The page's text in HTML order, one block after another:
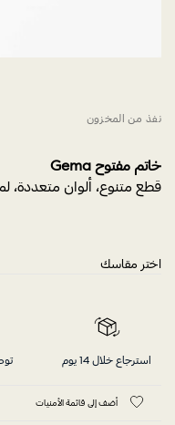
نفذ من المخزون
خاتم مفتوح Gema
قطع متنوع، ألوان متعددة، لمسة
اختر مقاسك
استرجاع خلال 14 يوم
أضف إلى قائمة الأمنيات